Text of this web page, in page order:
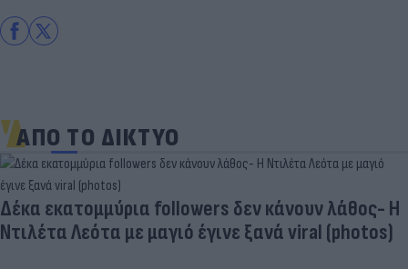
ΑΠΟ ΤΟ ΔΙΚΤΥΟ
Δέκα εκατομμύρια followers δεν κάνουν λάθος- Η
Ντιλέτα Λεότα με μαγιό έγινε ξανά viral (photos)